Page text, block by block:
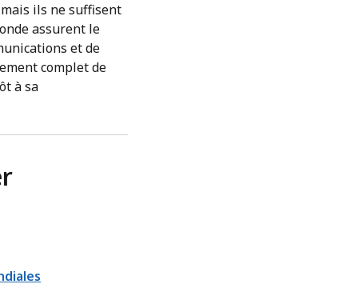
ils ne suffisent
assurent le
et de
complet de
à sa